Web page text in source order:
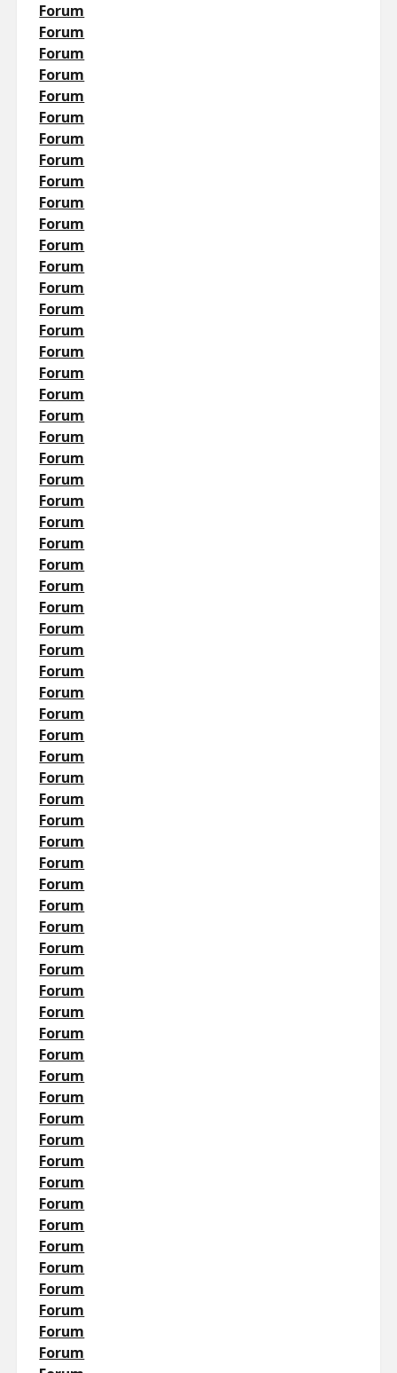
Forum
Forum
Forum
Forum
Forum
Forum
Forum
Forum
Forum
Forum
Forum
Forum
Forum
Forum
Forum
Forum
Forum
Forum
Forum
Forum
Forum
Forum
Forum
Forum
Forum
Forum
Forum
Forum
Forum
Forum
Forum
Forum
Forum
Forum
Forum
Forum
Forum
Forum
Forum
Forum
Forum
Forum
Forum
Forum
Forum
Forum
Forum
Forum
Forum
Forum
Forum
Forum
Forum
Forum
Forum
Forum
Forum
Forum
Forum
Forum
Forum
Forum
Forum
Forum